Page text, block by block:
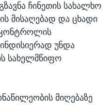
ჩინეთის სახალხო
მისაღებად და ცხადი
კონტროლის
უნდა
სახელმწიფო
მიღებაზე